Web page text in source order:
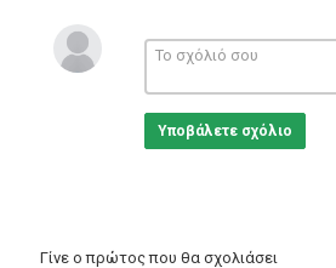
Υποβάλετε σχόλιο
Γίνε ο πρώτος που θα σχολιάσει